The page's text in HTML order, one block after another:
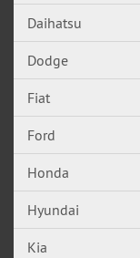
Daihatsu
Dodge
Fiat
Ford
Honda
Hyundai
Kia